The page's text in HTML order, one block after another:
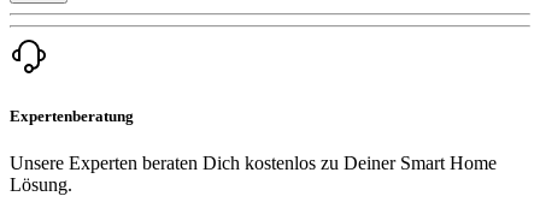
Expertenberatung
Unsere Experten beraten Dich kostenlos zu Deiner Smart Home
Lösung.